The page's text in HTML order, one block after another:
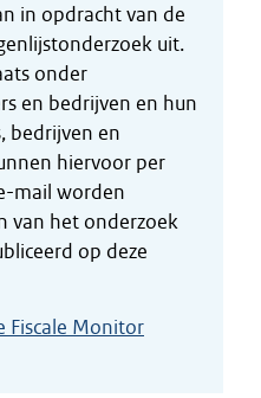
in opdracht van de
uit.
onder
en bedrijven en hun
bedrijven en
hiervoor per
mail worden
van het onderzoek
op deze
Fiscale Monitor